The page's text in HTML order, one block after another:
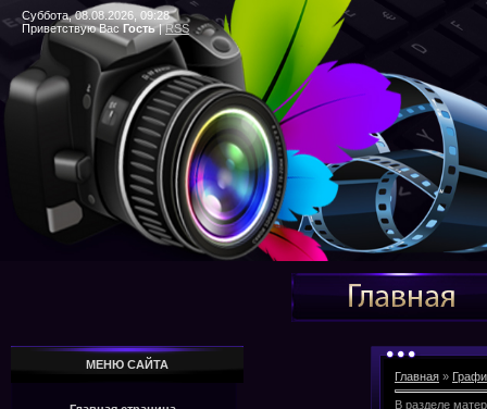
Суббота, 08.08.2026, 09:28
Приветствую Вас Гость|RSS
МЕНЮ САЙТА
Главная »
В разделе